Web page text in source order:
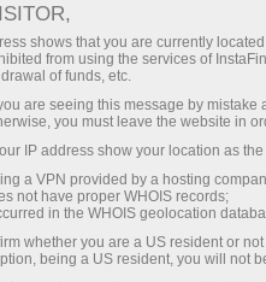
Ketua
Analisis profesional
dan komoditi oleh
Din Leo. Kekal
global dengan ulasan
pelaburan utama.
shows that you are currently
from using the services of
of funds, etc.
are seeing this message by
you must leave the website in
IP address show your location as the
a VPN provided by a hosting
not have proper WHOIS records;
in the WHOIS geolocation
whether you are a US resident or
being a US resident, you will not